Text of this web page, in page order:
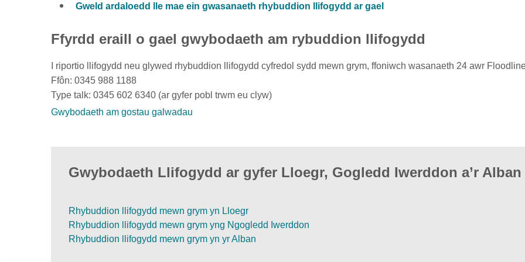
Gweld ardaloedd lle mae ein gwasanaeth rhybuddion llifogydd ar gael
Ffyrdd eraill o gael gwybodaeth am rybuddion llifogydd
I riportio llifogydd neu glywed rhybuddion llifogydd cyfredol sydd mewn grym, ffoniwch wasanaeth 24 awr
Ffôn: 0345 988 1188
Type talk: 0345 602 6340 (ar gyfer pobl trwm eu clyw)
Gwybodaeth am gostau galwadau
Gwybodaeth Llifogydd ar gyfer Lloegr, Gogledd Iwerddon a’r Alban
Rhybuddion llifogydd mewn grym yn Lloegr
Rhybuddion llifogydd mewn grym yng Ngogledd Iwerddon
Rhybuddion llifogydd mewn grym yn yr Alban